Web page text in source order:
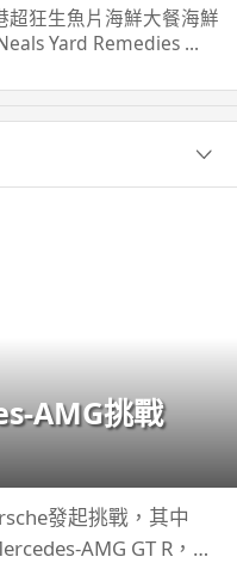
超狂生魚片海鮮大餐海鮮
Yard Remedies ...
AMG挑戰
發起挑戰，其中
AMG GT R，